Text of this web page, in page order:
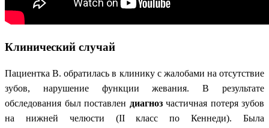
Клинический случай
Пациентка В. обратилась в клинику с жалобами на отсутствие
зубов, нарушение функции жевания. В результате
обследования был поставлен диагнозчастичная потеря зубов
на нижней челюсти (II класс по Кеннеди). Была